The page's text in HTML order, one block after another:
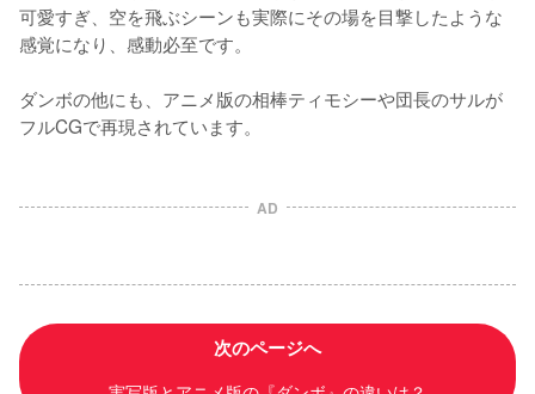
可愛すぎ、空を飛ぶシーンも実際にその場を目撃したような
感覚になり、感動必至です。
ダンボの他にも、アニメ版の相棒ティモシーや団長のサルが
フルCGで再現されています。
AD
次のページへ